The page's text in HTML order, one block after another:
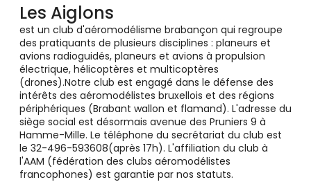
Les Aiglons
est un club d'aéromodélisme brabançon qui regroupe
des pratiquants de plusieurs disciplines : planeurs et
avions radioguidés, planeurs et avions à propulsion
électrique, hélicoptères et multicoptères
(drones).Notre club est engagé dans le défense des
intérêts des aéromodélistes bruxellois et des régions
périphériques (Brabant wallon et flamand). L'adresse du
siège social est désormais avenue des Pruniers 9 à
Hamme-Mille. Le téléphone du secrétariat du club est
le 32-496-593608(après 17h). L'affiliation du club à
l'AAM (fédération des clubs aéromodélistes
francophones) est garantie par nos statuts.